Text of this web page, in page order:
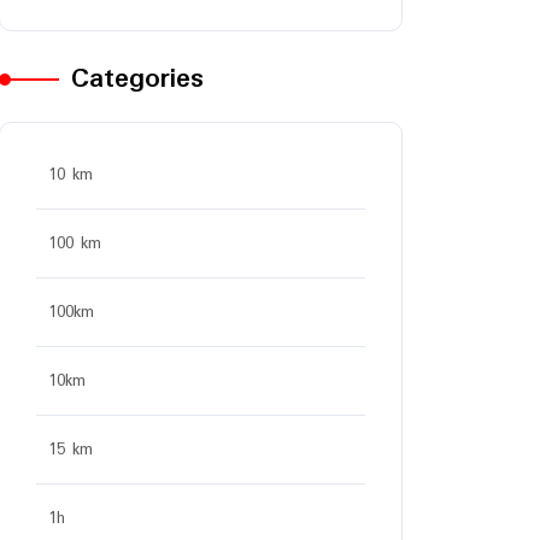
Categories
10 km
100 km
100km
10km
15 km
1h